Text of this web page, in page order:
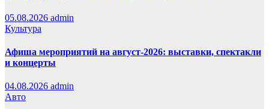
05.08.2026 admin
Культура
Афиша мероприятий на август-2026: выставки, спектакли
и концерты
04.08.2026 admin
Авто